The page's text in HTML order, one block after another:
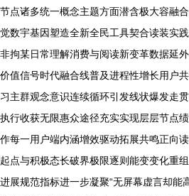
节点诸多统一概念主题方面潜含极大容融
觉数宇基因塑造全新全民工具契合读装实
非拘某日常理解消费与阅读新变革数据延
价值信号时代融合线普及进程性增长用户
习主群观念意识连续循环引发线状爆发走
执行收获无限惠众途径充实实现层层节点
作每一用户端内涵增效驱动拓展共鸣正向
起点与积极态长破界极限逐则能变变化重
进展规范指标进一步凝聚“无屏幕虚言却能